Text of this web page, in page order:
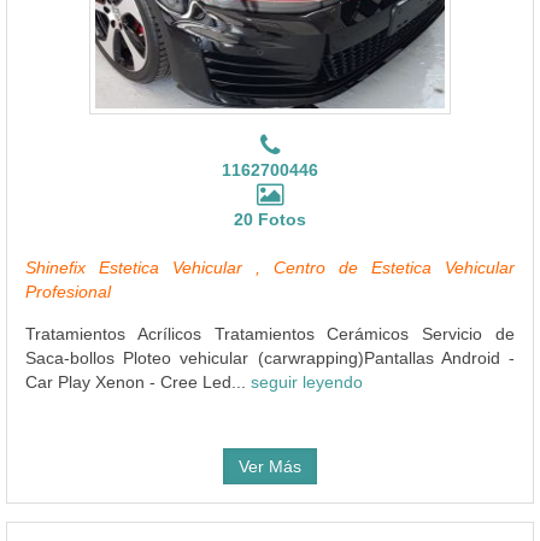
1162700446
20 Fotos
Shinefix Estetica Vehicular , Centro de Estetica Vehicular
Profesional
Tratamientos Acrílicos Tratamientos Cerámicos Servicio de
Saca-bollos Ploteo vehicular (carwrapping)Pantallas Android -
Car Play Xenon - Cree Led... seguir leyendo
Ver Más